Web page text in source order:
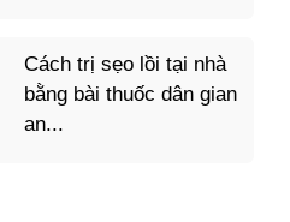
Cách trị sẹo lồi tại nhà
bằng bài thuốc dân gian
an...